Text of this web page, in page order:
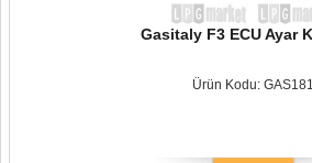
Gasitaly F3 ECU Ayar
Ürün Kodu: GAS181